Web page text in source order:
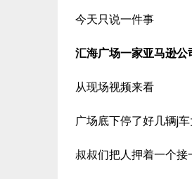
今天只说一件事
汇海广场一家亚马逊公
从现场视频来看
广场底下停了好几辆j
叔叔们把人押着一个接